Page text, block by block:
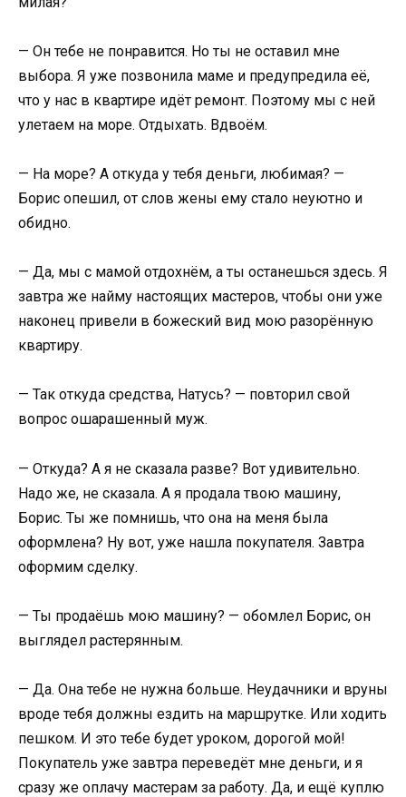
— Он тебе не понравится. Но ты не оставил мне
выбора. Я уже позвонила маме и предупредила её,
что у нас в квартире идёт ремонт. Поэтому мы с ней
улетаем на море. Отдыхать. Вдвоём.
— На море? А откуда у тебя деньги, любимая? —
Борис опешил, от слов жены ему стало неуютно и
обидно.
— Да, мы с мамой отдохнём, а ты останешься здесь. Я
завтра же найму настоящих мастеров, чтобы они уже
наконец привели в божеский вид мою разорённую
квартиру.
— Так откуда средства, Натусь? — повторил свой
вопрос ошарашенный муж.
— Откуда? А я не сказала разве? Вот удивительно.
Надо же, не сказала. А я продала твою машину,
Борис. Ты же помнишь, что она на меня была
оформлена? Ну вот, уже нашла покупателя. Завтра
оформим сделку.
— Ты продаёшь мою машину? — обомлел Борис, он
выглядел растерянным.
— Да. Она тебе не нужна больше. Неудачники и вруны
вроде тебя должны ездить на маршрутке. Или ходить
пешком. И это тебе будет уроком, дорогой мой!
Покупатель уже завтра переведёт мне деньги, и я
сразу же оплачу мастерам за работу. Да, и ещё куплю